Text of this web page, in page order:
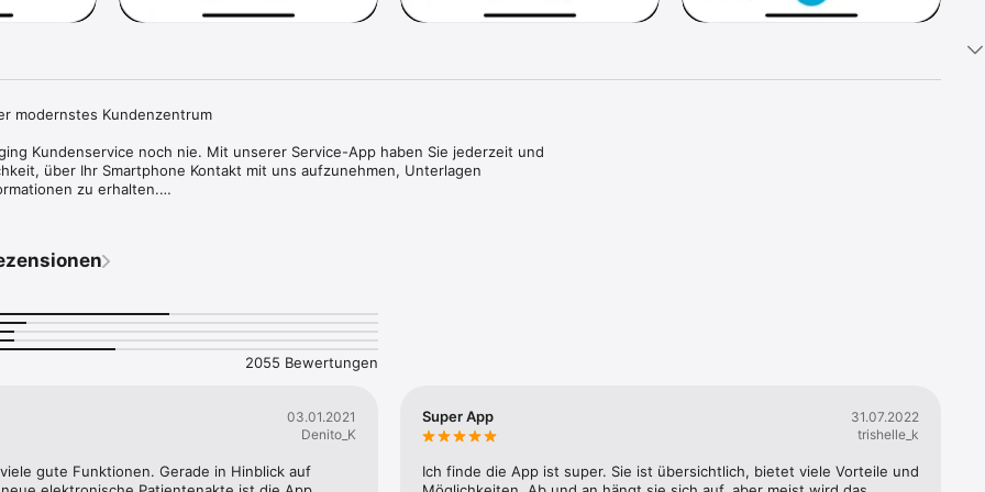
modernstes Kundenzentrum
Kundenservice noch nie. Mit unserer Service-App haben Sie jederzeit und
über Ihr Smartphone Kontakt mit uns aufzunehmen, Unterlagen
zu erhalten.
Sicherheitsstandards.
Serviceangebot digital nutzen, diese Version bietet Ihnen schnell und
Funktionen:
und senden
(Gesundheits-Hotline, Arzt-Lotse, Arzt-Terminservice und weitere Angebote)
Mail, Rückrufservice, Text- und Videochat
2055 Bewertungen
03.01.2021
Denito_K
gute Funktionen. Gerade in Hinblick auf
Super App
31.07.2022
trishelle_k
Ich finde die App ist super. Sie ist übersichtlich, bietet viele Vorteile und